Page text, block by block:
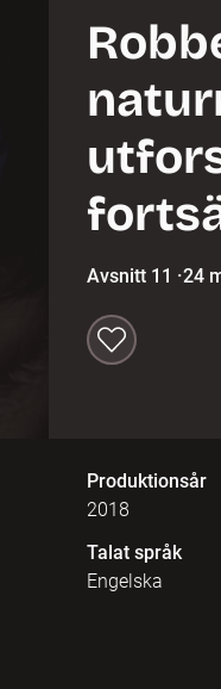
Avsnitt 11 ·24
Produktionsår
2018
Talat språk
Engelska